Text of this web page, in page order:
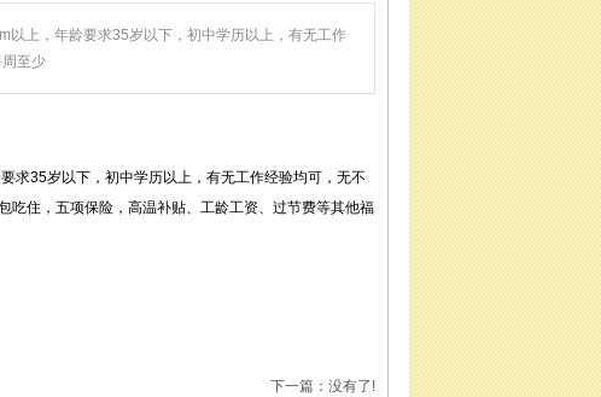
以上，年龄要求35岁以下，初中学历以上，有无工作
至少
求35岁以下，初中学历以上，有无工作经验均可，无不
吃住，五项保险，高温补贴、工龄工资、过节费等其他福
下一篇：没有了!